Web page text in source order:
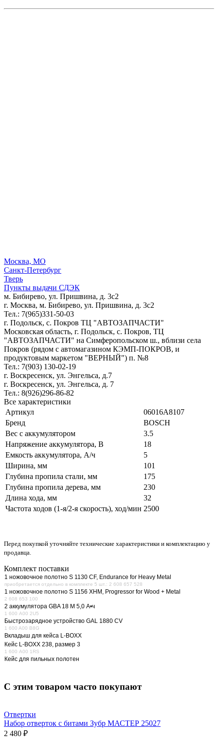
Москва, МО
Санкт-Петербург
Тверь
Пункты выдачи СДЭК
м. Бибирево, ул. Пришвина, д. 3с2
г. Москва, м. Бибирево, ул. Пришвина, д. 3с2
Тел.: 7(965)331-50-03
г. Подольск, c. Покров ТЦ "АВТОЗАПЧАСТИ"
Московская область, г. Подольск, c. Покров, ТЦ
"АВТОЗАПЧАСТИ" на Симферопольском ш., вблизи села
Покров (рядом с автомагазином КЭМП-ПОКРОВ, и
продуктовым маркетом "ВЕРНЫЙ") п. №8
Тел.: 7(903) 130-02-19
г. Воскресенск, ул. Энгельса, д.7
г. Воскресенск, ул. Энгельса, д. 7
Тел.: 8(926)296-86-82
Все характеристики
Артикул
06016A8107
Бренд
BOSCH
Вес с аккумулятором
3.5
Напряжение аккумулятора, В
18
Емкость аккумулятора, А/ч
5
Ширина, мм
101
Глубина пропила стали, мм
175
Глубина пропила дерева, мм
230
Длина хода, мм
32
Частота ходов (1-я/2-я скорость), ход/мин 2500
Перед покупкой уточняйте технические характеристики и комплектацию у
продавца.
Комплект поставки
1 ножовочное полотно S 1130 CF, Endurance for Heavy Metal
приобретается отдельно в комплекте 5 шт.: 2 608 657 528
1 ножовочное полотно S 1156 XHM, Progressor for Wood + Metal
2 608 653 100
2 аккумулятора GBA 18 М 5,0 А•ч
1 600 A00 2U5
Быстрозарядное устройство GAL 1880 CV
1 600 A00 B8G
Вкладыш для кейса L-BOXX
Кейс L-BOXX 238, размер 3
1 600 A00 1RS
Кейс для пильных полотен
С этим товаром часто покупают
Отвертки
Набор отверток с битами Зубр МАСТЕР 25027
2 480 ₽